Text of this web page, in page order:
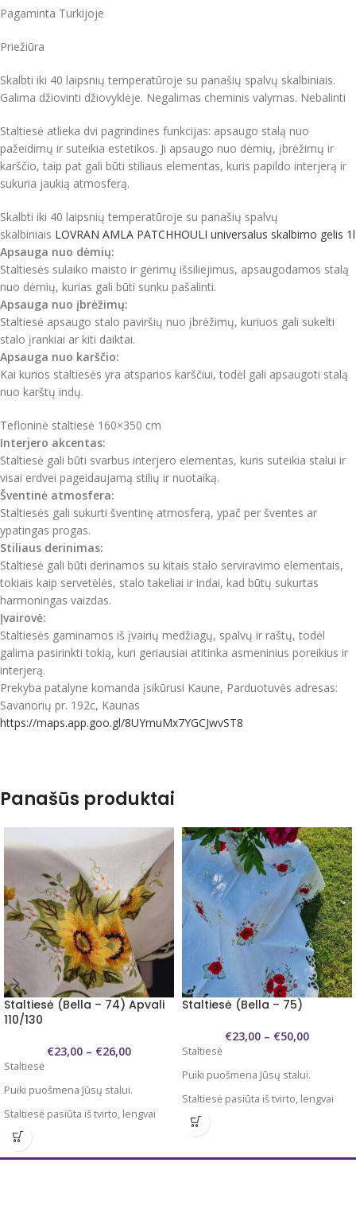
Pagaminta Turkijoje
Priežiūra
Skalbti iki 40 laipsnių temperatūroje su panašių spalvų skalbiniais.
Galima džiovinti džiovyklėje. Negalimas cheminis valymas. Nebalinti
Staltiesė atlieka dvi pagrindines funkcijas: apsaugo stalą nuo
pažeidimų ir suteikia estetikos. Ji apsaugo nuo dėmių, įbrėžimų ir
karščio, taip pat gali būti stiliaus elementas, kuris papildo interjerą ir
sukuria jaukią atmosferą.
Skalbti iki 40 laipsnių temperatūroje su panašių spalvų
skalbiniais LOVRAN AMLA PATCHHOULI universalus skalbimo gelis 1l
Apsauga nuo dėmių:
Staltiesės sulaiko maisto ir gėrimų išsiliejimus, apsaugodamos stalą
nuo dėmių, kurias gali būti sunku pašalinti.
Apsauga nuo įbrėžimų:
Staltiesė apsaugo stalo paviršių nuo įbrėžimų, kuriuos gali sukelti
stalo įrankiai ar kiti daiktai.
Apsauga nuo karščio:
Kai kurios staltiesės yra atsparios karščiui, todėl gali apsaugoti stalą
nuo karštų indų.
Tefloninė staltiesė 160×350 cm
Interjero akcentas:
Staltiesė gali būti svarbus interjero elementas, kuris suteikia stalui ir
visai erdvei pageidaujamą stilių ir nuotaiką.
Šventinė atmosfera:
Staltiesės gali sukurti šventinę atmosferą, ypač per šventes ar
ypatingas progas.
Stiliaus derinimas:
Staltiesė gali būti derinamos su kitais stalo serviravimo elementais,
tokiais kaip servetėlės, stalo takeliai ir indai, kad būtų sukurtas
harmoningas vaizdas.
Įvairovė:
Staltiesės gaminamos iš įvairių medžiagų, spalvų ir raštų, todėl
galima pasirinkti tokią, kuri geriausiai atitinka asmeninius poreikius ir
interjerą.
Prekyba patalyne komanda įsikūrusi Kaune, Parduotuvės adresas:
Savanorių pr. 192c, Kaunas
https://maps.app.goo.gl/8UYmuMx7YGCJwvST8
Panašūs produktai
Staltiesė (Bella – 74) Apvali
110/130
€23,00 – €26,00
Staltiesė
Puiki puošmena Jūsų stalui.
Staltiesė pasiūta iš tvirto, lengvai
prižiūrimo audinio. 100 %
poliesteris
Staltiesė (Bella – 75)
€23,00 – €50,00
Staltiesė
Puiki puošmena Jūsų stalui.
Staltiesė pasiūta iš tvirto, lengvai
prižiūrimo audinio. 100 %
poliesteris
Dydžiai : apvalios 110cm ir 150 cm